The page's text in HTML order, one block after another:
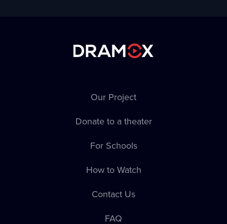
Our Project
Donate to a theater
For Schools
How to Watch
Contact Us
FAQ